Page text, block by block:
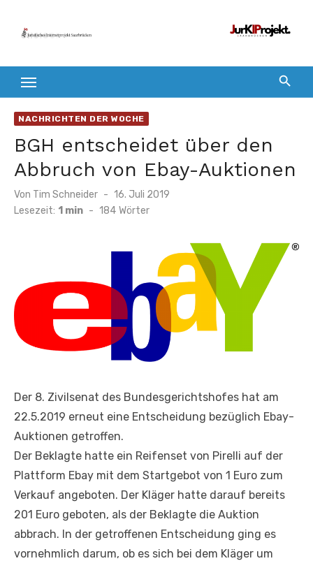
Inhalt
NACHRICHTEN DER WOCHE
BGH entscheidet über den
Abbruch von Ebay-Auktionen
Von Tim Schneider
Veröffentlicht
am
16. Juli 2019
Lesezeit: 1 min - 184 Wörter
Der 8. Zivilsenat des Bundesgerichtshofes hat am
22.5.2019 erneut eine Entscheidung bezüglich Ebay-
Auktionen getroffen.
Der Beklagte hatte ein Reifenset von Pirelli auf der
Plattform Ebay mit dem Startgebot von 1 Euro zum
Verkauf angeboten. Der Kläger hatte darauf bereits
201 Euro geboten, als der Beklagte die Auktion
abbrach. In der getroffenen Entscheidung ging es
vornehmlich darum, ob es sich bei dem Kläger um